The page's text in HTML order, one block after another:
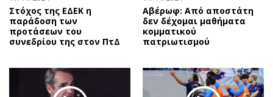
Στόχος της ΕΔΕΚ η
παράδοση των
προτάσεων του
συνεδρίου της στον ΠτΔ
Αβέρωφ: Από αποστάτη
δεν δέχομαι μαθήματα
κομματικού
πατριωτισμού